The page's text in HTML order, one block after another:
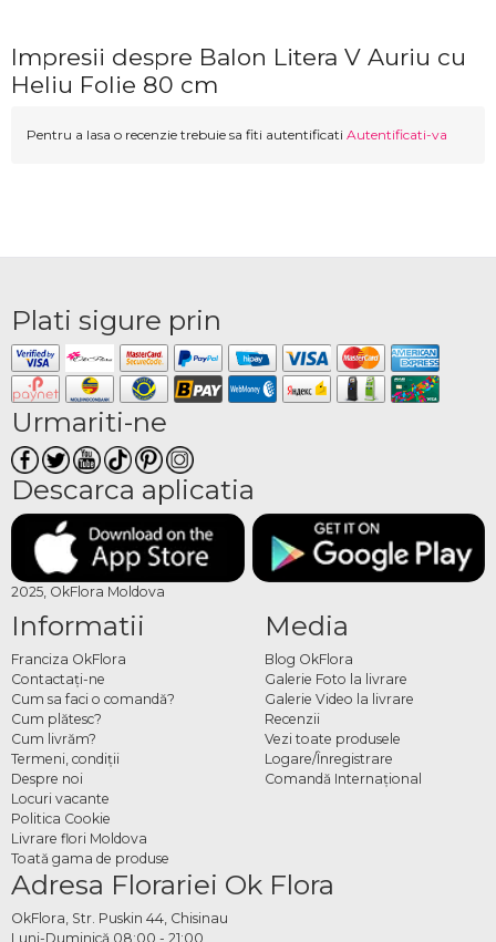
Impresii despre Balon Litera V Auriu cu
Heliu Folie 80 cm
Pentru a lasa o recenzie trebuie sa fiti autentificati Autentificati-va
Plati sigure prin
Urmariti-ne
Descarca aplicatia
2025, OkFlora Moldova
Informatii
Franciza OkFlora
Contactaţi-ne
Cum sa faci o comandă?
Cum plătesc?
Cum livrăm?
Termeni, condiţii
Despre noi
Locuri vacante
Politica Cookie
Livrare flori Moldova
Toată gama de produse
Media
Blog OkFlora
Galerie Foto la livrare
Galerie Video la livrare
Recenzii
Vezi toate produsele
Logare/Înregistrare
Comandă Internațional
Adresa Florariei Ok Flora
OkFlora, Str. Puskin 44, Chisinau
Luni-Duminică 08:00 - 21:00